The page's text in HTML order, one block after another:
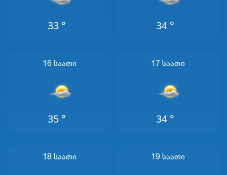
33 ° 34 °
16 Საათი
35 °
17 Საათი
34 °
18 Საათი 19 Საათი